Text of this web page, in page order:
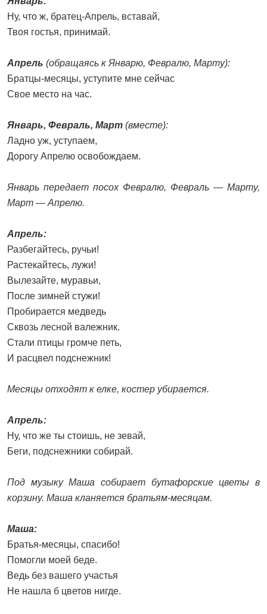
Ну, что ж, братец-Апрель, вставай,
Твоя гостья, принимай.
Апрель (обращаясь к Январю, Февралю, Марту):
Братцы-месяцы, уступите мне сейчас
Свое место на час.
Январь, Февраль, Март (вместе):
Ладно уж, уступаем,
Дорогу Апрелю освобождаем.
Январь передает посох Февралю, Февраль — Марту,
Март — Апрелю.
Апрель:
Разбегайтесь, ручьи!
Растекайтесь, лужи!
Вылезайте, муравьи,
После зимней стужи!
Пробирается медведь
Сквозь лесной валежник.
Стали птицы громче петь,
И расцвел подснежник!
Месяцы отходят к елке, костер убирается.
Апрель:
Ну, что же ты стоишь, не зевай,
Беги, подснежники собирай.
Под музыку Маша собирает бутафорские цветы в
корзину. Маша кланяется братьям-месяцам.
Маша:
Братья-месяцы, спасибо!
Помогли моей беде.
Ведь без вашего участья
Не нашла б цветов нигде.